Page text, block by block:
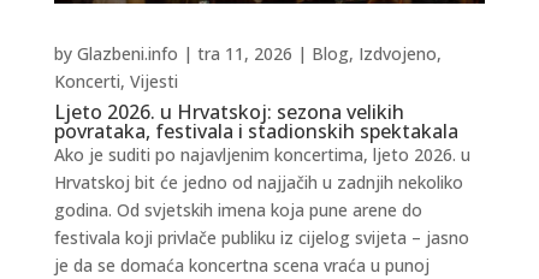
Ljeto 2026. u Hrvatskoj: sezona velikih
povrataka, festivala i stadionskih spektakala
by Glazbeni.info | tra 11, 2026 | Blog, Izdvojeno,
Koncerti, Vijesti
Ako je suditi po najavljenim koncertima, ljeto 2026. u
Hrvatskoj bit će jedno od najjačih u zadnjih nekoliko
godina. Od svjetskih imena koja pune arene do
festivala koji privlače publiku iz cijelog svijeta – jasno
je da se domaća koncertna scena vraća u punoj